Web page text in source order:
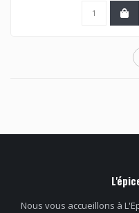
Nous vous accueillons à